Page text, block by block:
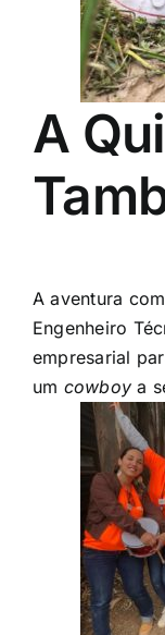
A
A aventura
Engenheiro
empresarial
um cowboy a